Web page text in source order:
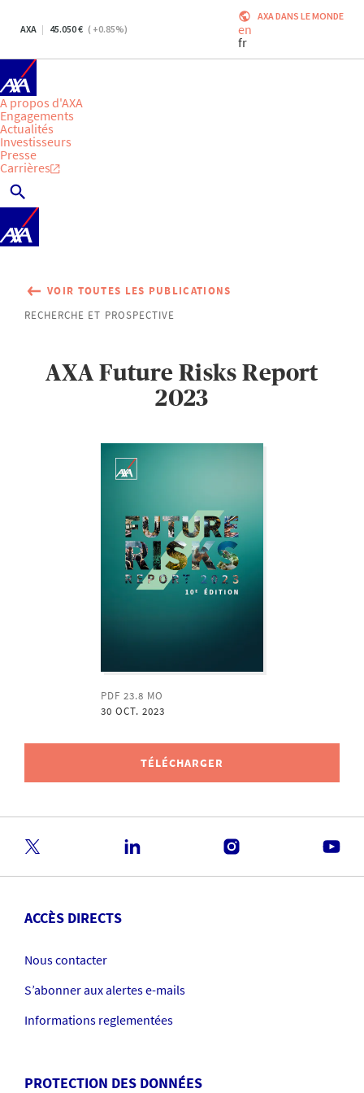
AXA 45.050 ( +0.85%)
AXA DANS LE MONDE
en
fr
A propos d'AXA
Engagements
Actualités
Investisseurs
Presse
Carrières
VOIR TOUTES LES PUBLICATIONS
RECHERCHE ET PROSPECTIVE
AXA Future Risks Report
2023
TÉLÉCHARGER
PDF 23.8 MO
30 OCT. 2023
ACCÈS DIRECTS
Nous contacter
S’abonner aux alertes e-mails
Informations reglementées
PROTECTION DES DONNÉES